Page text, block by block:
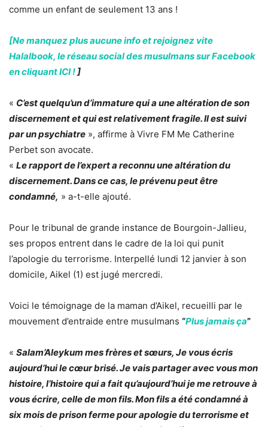
comme un enfant de seulement 13 ans !
[Ne manquez plus aucune info et rejoignez vite
Halalbook, le réseau social des musulmans sur Facebook
en cliquant ICI !]
« C’est quelqu’un d’immature qui a une altération de son
discernement et qui est relativement fragile. Il est suivi
par un psychiatre », affirme à Vivre FM Me Catherine
Perbet son avocate.
« Le rapport de l’expert a reconnu une altération du
discernement. Dans ce cas, le prévenu peut être
condamné, » a-t-elle ajouté.
Pour le tribunal de grande instance de Bourgoin-Jallieu,
ses propos entrent dans le cadre de la loi qui punit
l’apologie du terrorisme. Interpellé lundi 12 janvier à son
domicile, Aikel (1) est jugé mercredi.
Voici le témoignage de la maman d’Aikel, recueilli par le
mouvement d’entraide entre musulmans “Plus jamais ça”
« Salam’Aleykum mes frères et sœurs, Je vous écris
aujourd’hui le cœur brisé. Je vais partager avec vous mon
histoire, l’histoire qui a fait qu’aujourd’hui je me retrouve à
vous écrire, celle de mon fils. Mon fils a été condamné à
six mois de prison ferme pour apologie du terrorisme et